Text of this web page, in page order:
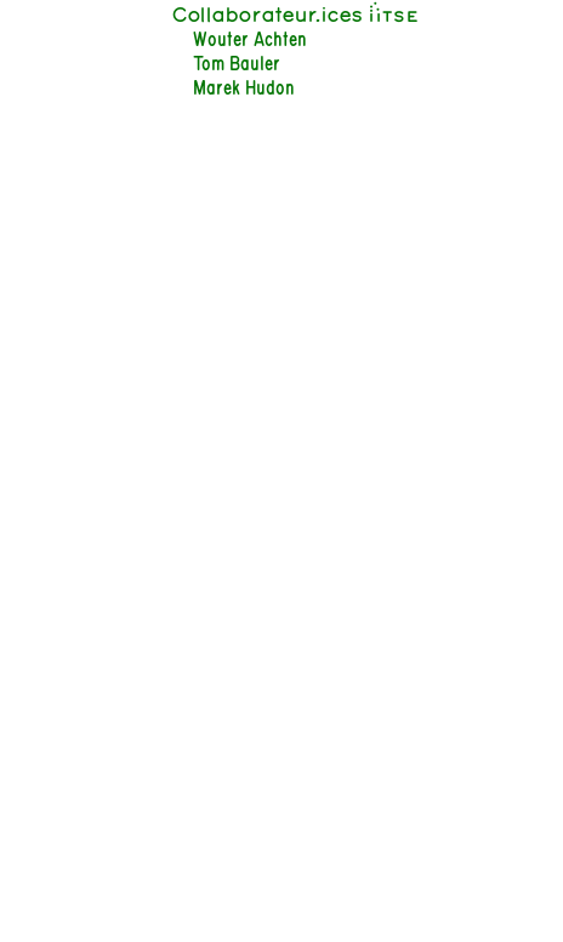
Collaborateur.ices iiTSE
Wouter Achten
Tom Bauler
Marek Hudon